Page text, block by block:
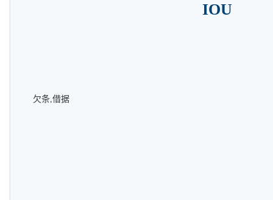
IOU
欠条,借据